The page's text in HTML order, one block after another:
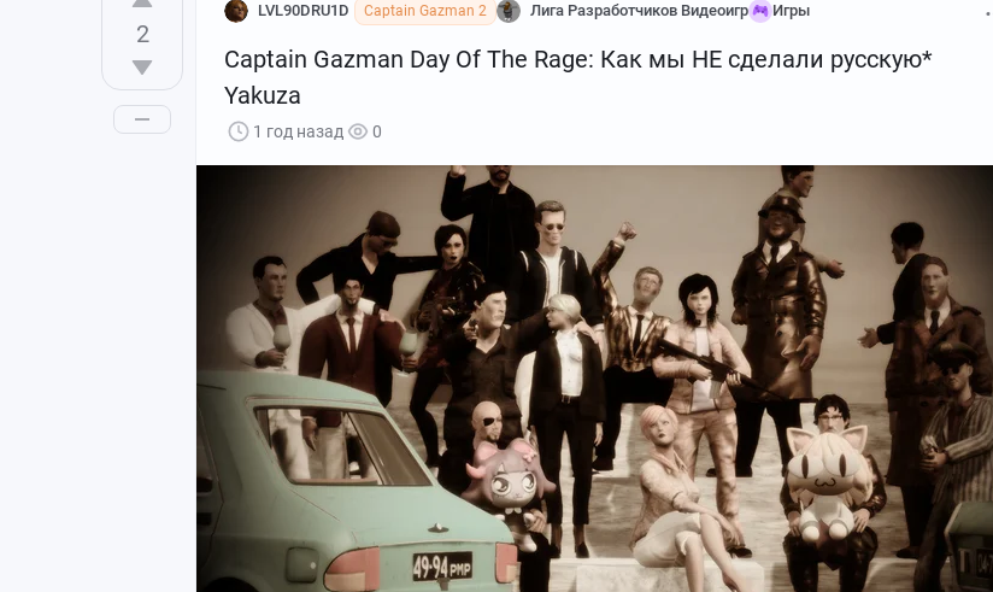
2
LVL90DRU1D Captain Gazman 2 Лига Разработчиков Видеоигр Игры
Captain Gazman Day Of The Rage: Как мы НЕ сделали русскую*
Yakuza
1 год назад 0